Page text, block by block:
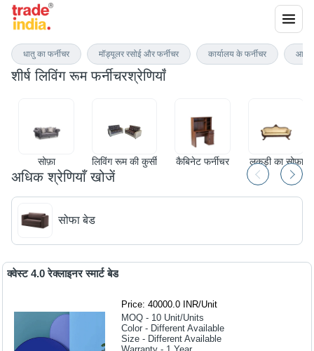
शीर्ष लिविंग रूम फर्नीचरश्रेणियाँ
सोफ़ा लिविंग रूम की कुर्सी कैबिनेट फर्नीचर लकड़ी का सोफा
अधिक श्रेणियाँ खोजें
सोफा बेड
क्वेस्ट 4.0 रेक्लाइनर स्मार्ट बेड
Price: 40000.0 INR/Unit
MOQ - 10 Unit/Units
Color - Different Available
Size - Different Available
धातु का फर्नीचर मॉड्यूलर रसोई और फर्नीचर कार्यालय के फर्नीचर